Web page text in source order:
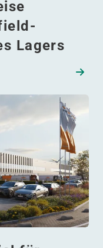
Lagers
als Beispiel für